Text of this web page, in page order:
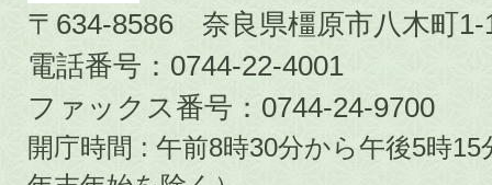
〒634-8586 奈良県橿原市八木町1-
電話番号：0744-22-4001
ファックス番号：0744-24-9700
開庁時間 : 午前8時30分から午後5時